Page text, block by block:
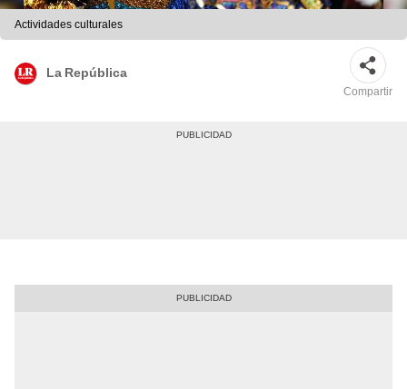
Actividades culturales
La República
Compartir